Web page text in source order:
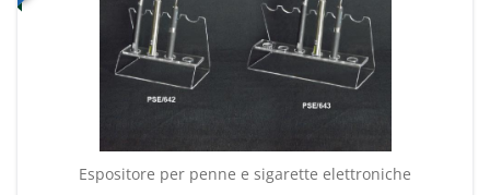
Espositore per penne e sigarette elettroniche